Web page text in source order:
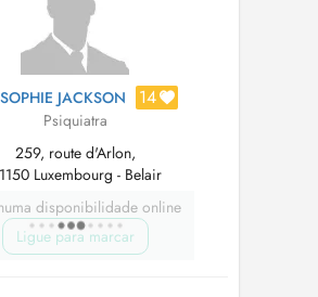
JACKSON 14
Psiquiatra
259, route d'Arlon,
Luxembourg - Belair
disponibilidade online
Ligue para marcar